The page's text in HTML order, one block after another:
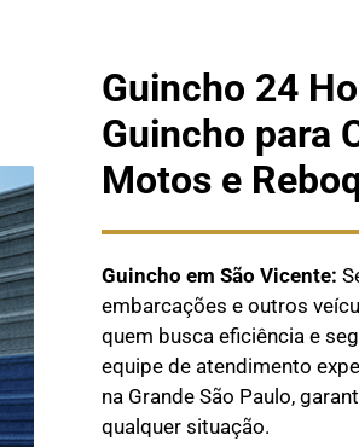
Guincho 24
Guincho para
Motos e
Guincho em São Vicente:
embarcações e outros
quem busca eficiência e
equipe de atendimento
na Grande São Paulo,
qualquer situação.